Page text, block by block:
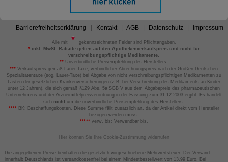
Barrierefreiheitserklärung Kontakt AGB Datenschutz Impressum
Alle mit
gekennzeichneten Felder sind Pflichtangaben.
*inkl. MwSt. Rabatte gelten auf den Apothekenverkaufspreis und nicht für
verschreibungspflichtige Medikamente.
** Unverbindliche Preisempfehlung des Herstellers.
*** Verkaufspreis gemäß Lauer-Taxe; verbindlicher Abrechnungspreis nach der Großen Deutschen
Spezialitätentaxe (sog. Lauer-Taxe) bei Abgabe von nicht verschreibungspflichtigen Medikamenten zu
Lasten der gesetzlichen Krankenversicherungen (z.B. bei Verschreibung des Medikaments an Kinder
unter 12 Jahren), die sich gemäß §129 Abs. 5a SGB V aus dem Abgabepreis des pharmazeutischen
Unternehmens und der Arzneimittelpreisverordnung in der Fassung zum 31.12.2003 ergibt. Es handelt
sich nicht um die unverbindliche Preisempfehlung des Herstellers.
****BK: Beschaffungskosten. Diese Summe fällt zusätzlich an, da der Artikel direkt vom Hersteller
bezogen werden muss.
*****verw. bis: Verwendbar bis.
Hier können Sie Ihre Cookie-Zustimmung widerrufen
Die angegebenen Preise beinhalten die gesetzlich vorgeschriebene Mehrwertsteuer. Der Versand
innerhalb Deutschlands ist versandkostenfrei bei einem Mindestbestellwert von 13,99 Euro. Bei